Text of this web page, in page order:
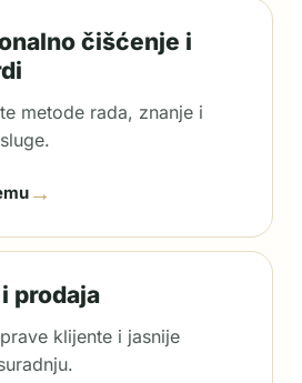
čišćenje i
metode rada, znanje i
→
prodaja
klijente i jasnije